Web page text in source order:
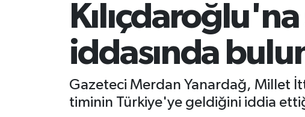
iddasında
Gazeteci Merdan Yanardağ, Millet
timinin Türkiye'ye geldiğini iddia